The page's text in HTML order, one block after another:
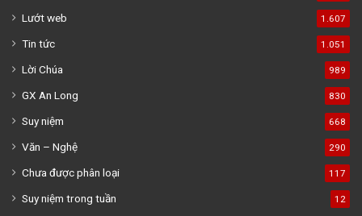
Lướt web 1.607
Tin tức 1.051
Lời Chúa 989
GX An Long 830
Suy niệm 668
Văn – Nghệ 290
Chưa được phân loại 117
Suy niệm trong tuần 12